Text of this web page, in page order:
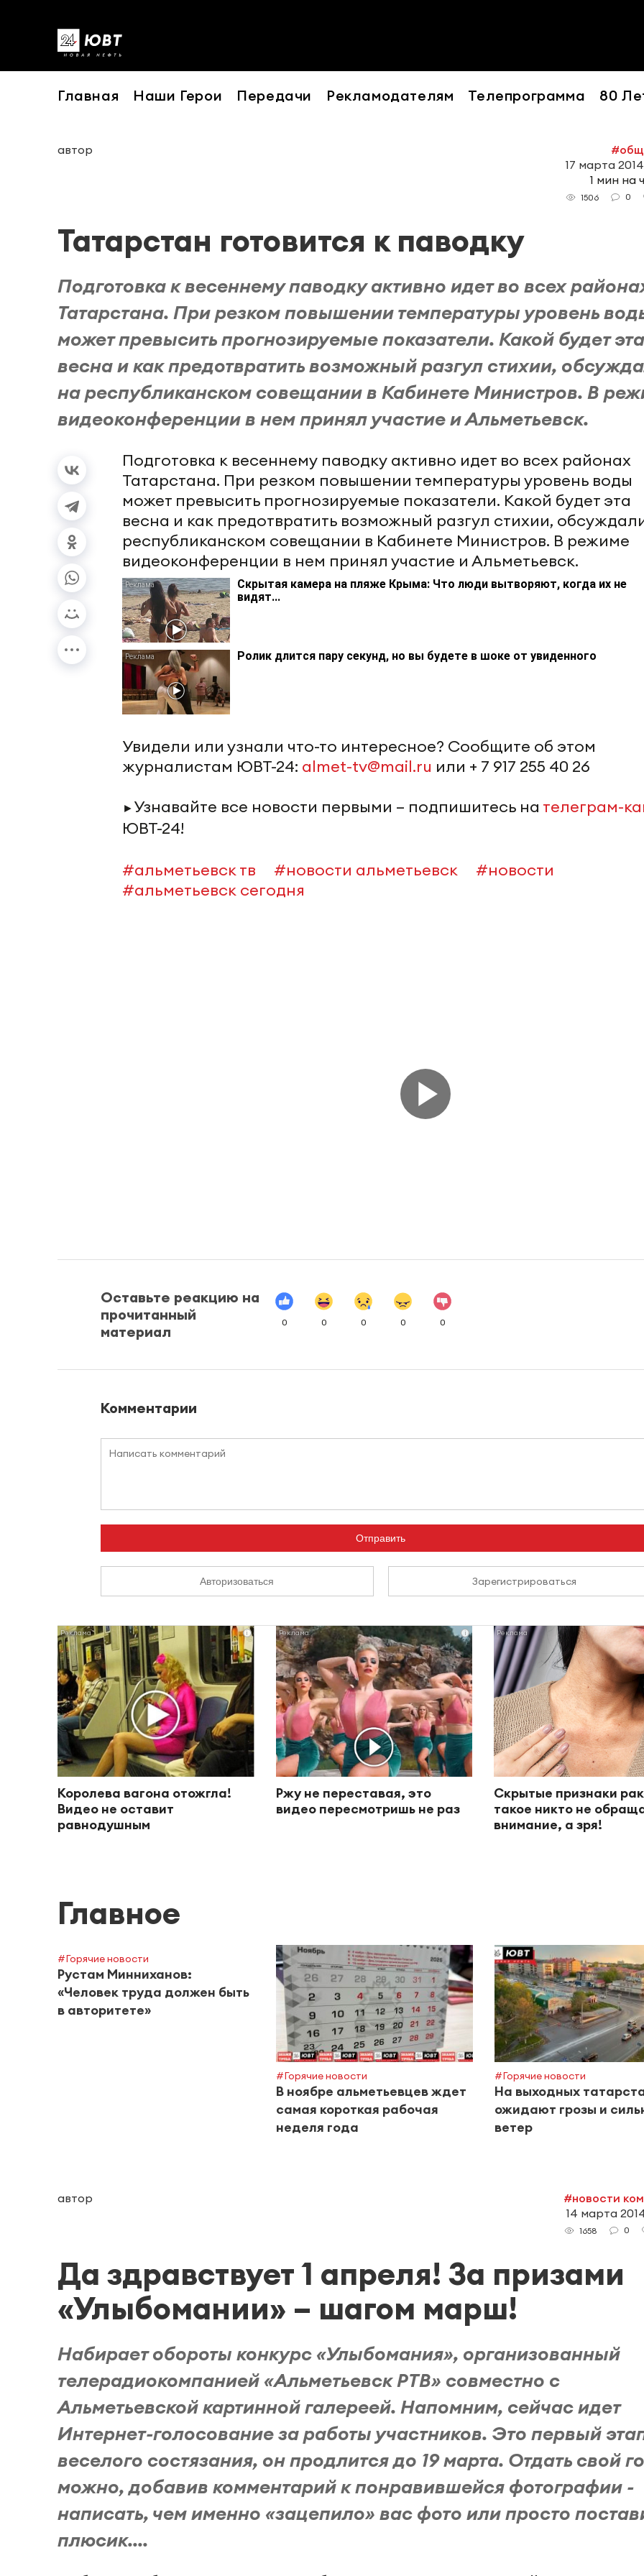
Главная Наши Герои Передачи Рекламодателям Телепрограмма 80
автор
17 марта
1 мин на
1506 0
Татарстан готовится к паводку
Подготовка к весеннему паводку активно идет во всех
Татарстана. При резком повышении температуры уровень
может превысить прогнозируемые показатели. Какой будет эта
весна и как предотвратить возможный разгул стихии,
на республиканском совещании в Кабинете Министров. В
видеоконференции в нем принял участие и Альметьевск.
Подготовка к весеннему паводку активно идет во всех районах
Татарстана. При резком повышении температуры уровень воды
может превысить прогнозируемые показатели. Какой будет эта
весна и как предотвратить возможный разгул стихии,
республиканском совещании в Кабинете Министров. В режиме
видеоконференции в нем принял участие и Альметьевск.
Скрытая камера на пляже Крыма: Что люди вытворяют, когда их не
видят...
Ролик длится пару секунд, но вы будете в шоке от увиденного
Увидели или узнали что-то интересное? Сообщите об этом
журналистам ЮВТ-24: almet-tv@mail.ru или + 7 917 255 40 26
► Узнавайте все новости первыми – подпишитесь на телеграм-
ЮВТ-24!
#альметьевск тв #новости альметьевск
#новости
#альметьевск сегодня
Оставьте реакцию на
прочитанный
материал
0 0 0 0 0
Комментарии
Отправить
Авторизоваться Зарегистрироваться
i
Королева вагона отожгла!
Видео не оставит
равнодушным
i
Ржу не переставая, это
видео пересмотришь не раз
Скрытые признаки
такое никто не
внимание, а зря!
Главное
#Горячие новости
Рустам Минниханов:
«Человек труда должен быть
в авторитете»
#Горячие новости
В ноябре альметьевцев ждет
самая короткая рабочая
неделя года
#Горячие новости
На выходных
ожидают грозы и
ветер
автор
#новости
14 марта
1658 0
Да здравствует 1 апреля! За призами
«Улыбомании» – шагом марш!
Набирает обороты конкурс «Улыбомания», организованный
телерадиокомпанией «Альметьевск РТВ» совместно с
Альметьевской картинной галереей. Напомним, сейчас идет
Интернет-голосование за работы участников. Это первый
веселого состязания, он продлится до 19 марта. Отдать свой
можно, добавив комментарий к понравившейся фотографии -
написать, чем именно «зацепило» вас фото или просто
плюсик....